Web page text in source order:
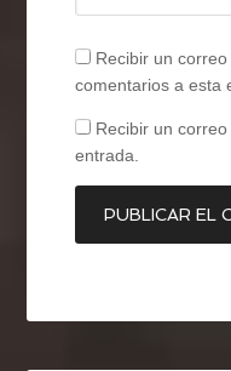
Recibir un
comentarios a esta
Recibir un
entrada.